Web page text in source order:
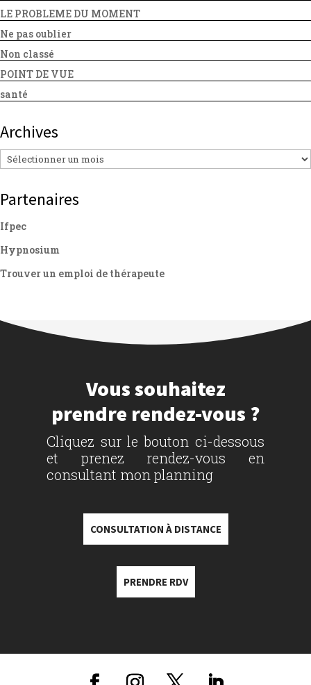
LE PROBLEME DU MOMENT
Ne pas oublier
Non classé
POINT DE VUE
santé
Archives
Archives
Partenaires
Ifpec
Hypnosium
Trouver un emploi de thérapeute
Vous souhaitez
prendre rendez-vous ?
Cliquez sur le bouton ci-dessous
et prenez rendez-vous en
consultant mon planning
CONSULTATION À DISTANCE
PRENDRE RDV